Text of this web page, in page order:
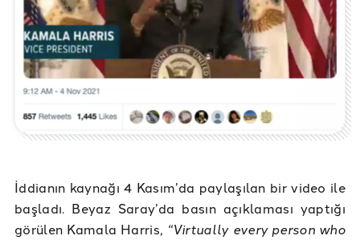
İddianın kaynağı 4 Kasım’da paylaşılan bir video ile
başladı. Beyaz Saray’da basın açıklaması yaptığı
görülen Kamala Harris, “Virtually every person who